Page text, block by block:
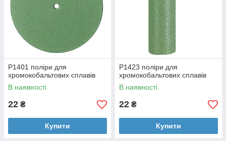
P1401 поліри для
хромокобальтових сплавів
В наявності
22 ₴
Купити
P1423 поліри для
хромокобальтових сплавів
В наявності
22 ₴
Купити